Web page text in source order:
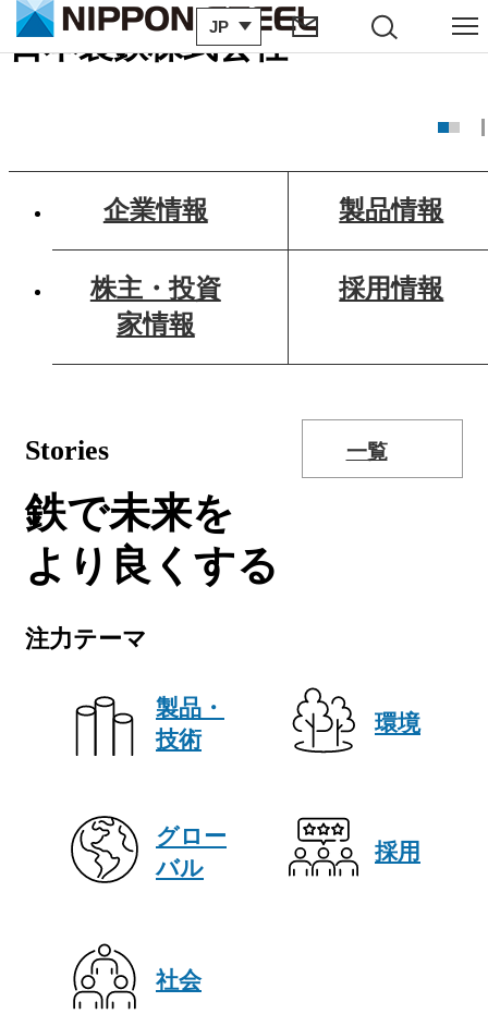
JP
サイト内検索 メニュー
日本製鉄株式会社
会社紹介動画はこちら
企業情報 製品情報
株主・投資
家情報
採用情報
Stories 一覧
鉄で未来を
より良くする
注力テーマ
製品・
技術
環境
グロー
バル
採用
社会